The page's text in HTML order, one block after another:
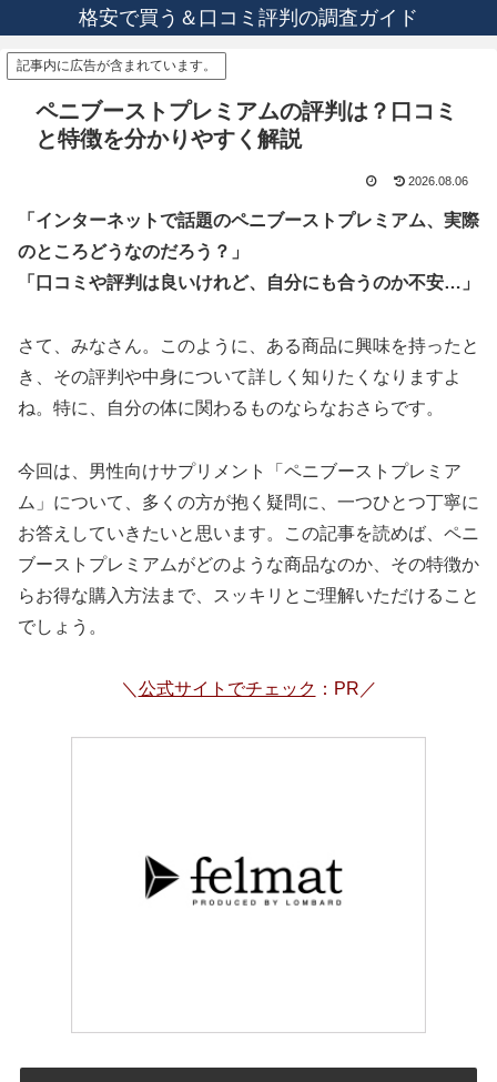
格安で買う＆口コミ評判の調査ガイド
記事内に広告が含まれています。
ペニブーストプレミアムの評判は？口コミ
と特徴を分かりやすく解説
2026.08.06
「インターネットで話題のペニブーストプレミアム、実際
のところどうなのだろう？」
「口コミや評判は良いけれど、自分にも合うのか不安…」
さて、みなさん。このように、ある商品に興味を持ったと
き、その評判や中身について詳しく知りたくなりますよ
ね。特に、自分の体に関わるものならなおさらです。
今回は、男性向けサプリメント「ペニブーストプレミア
ム」について、多くの方が抱く疑問に、一つひとつ丁寧に
お答えしていきたいと思います。この記事を読めば、ペニ
ブーストプレミアムがどのような商品なのか、その特徴か
らお得な購入方法まで、スッキリとご理解いただけること
でしょう。
＼ 公式サイトでチェック ：PR／